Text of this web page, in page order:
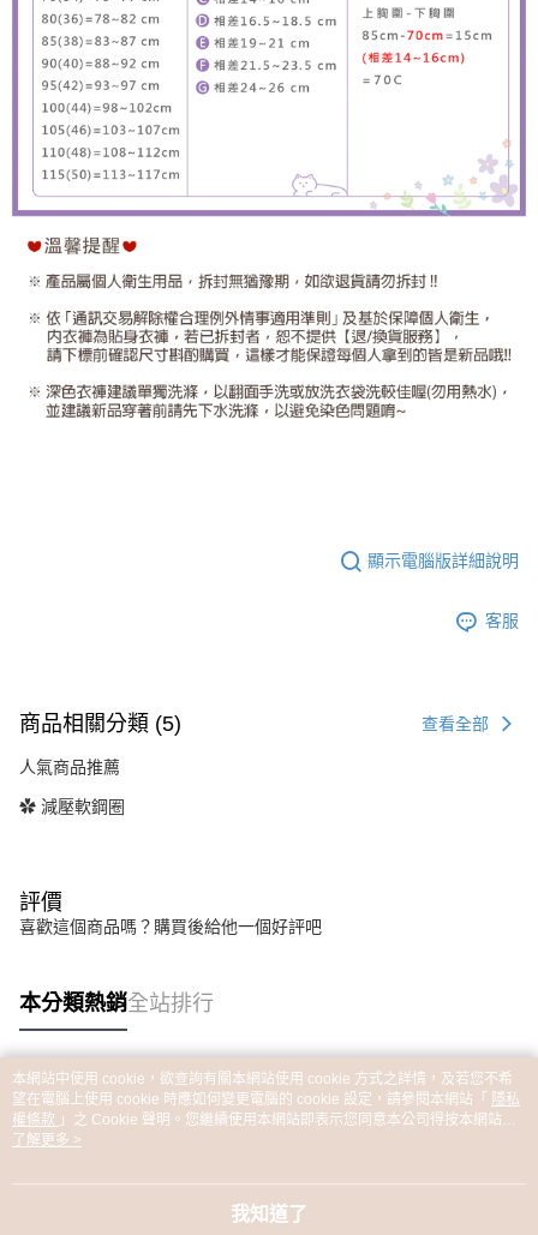
顯示電腦版詳細說明
客服
商品相關分類 (5) 查看全部
人氣商品推薦
✿ 減壓軟鋼圈
評價
喜歡這個商品嗎？購買後給他一個好評吧
本分類熱銷全站排行
熱門標籤
本網站中使用 cookie，欲查詢有關本網站使用 cookie 方式之詳情，及若您不希
望在電腦上使用 cookie 時應如何變更電腦的 cookie 設定，請參閱本網站「 隱私
權條款 」之 Cookie 聲明。您繼續使用本網站即表示您同意本公司得按本網站使
用條款之 Cookie 聲明使用 cookie。
了解更多 >
我知道了